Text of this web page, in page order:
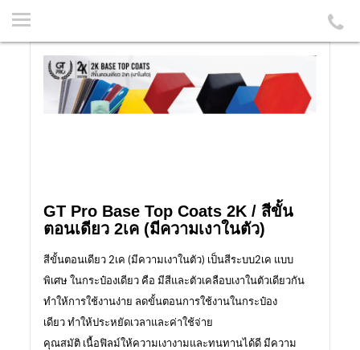
GT Pro Base Top Coats 2K / สีขั้น
ตอนเดียว 2เค (มีความเงาในตัว)
สีขั้นตอนเดียว 2เค (มีความเงาในตัว) เป็นสีระบบ2เค แบบ
พิเศษ ในกระป๋องเดียว คือ มีสีและตัวเคลือบเงาในตัวเดียวกัน
ทำให้การใช้งานง่าย ลดขั้นตอนการใช้งานในกระป๋อง
เดียว ทำให้ประหยัดเวลาและค่าใช้จ่าย
คุณสมัติ เนื้อฟิลม์ให้ความเงางามและทนทานได้ดี มีความ